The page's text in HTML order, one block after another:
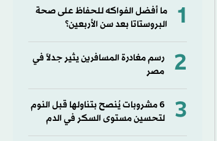
1
ما أفضل الفواكه للحفاظ على صحة
البروستاتا بعد سن الأربعين؟
2
رسم مغادرة المسافرين يثير جدلاً في
مصر
3
6 مشروبات يُنصح بتناولها قبل النوم
لتحسين مستوى السكر في الدم